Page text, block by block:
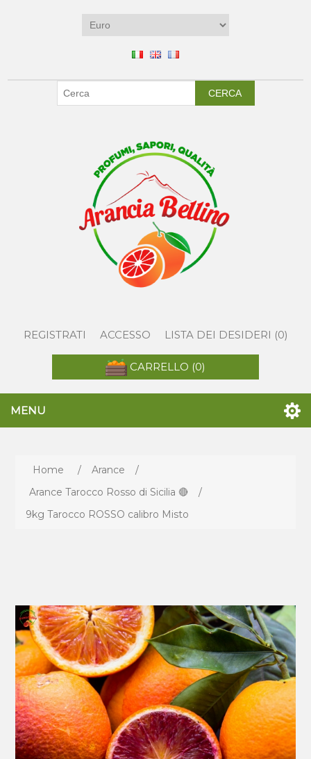
CERCA
REGISTRATI ACCESSO LISTA DEI DESIDERI (0)
CARRELLO (0)
MENU
Home / Arance
/
Arance Tarocco Rosso di Sicilia 🔴
/
9kg Tarocco ROSSO calibro Misto